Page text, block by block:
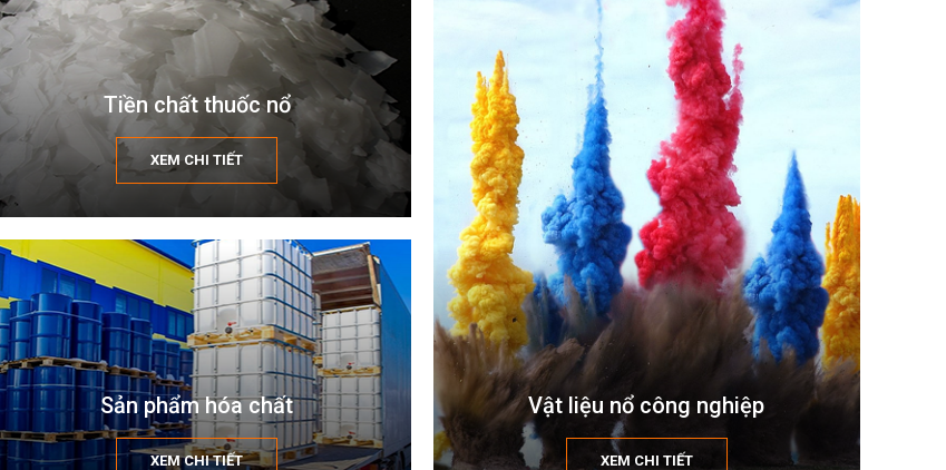
Tiền chất thuốc nổ
XEM CHI TIẾT
Sản phẩm hóa chất
XEM CHI TIẾT
Vật liệu nổ công nghiệp
XEM CHI TIẾT